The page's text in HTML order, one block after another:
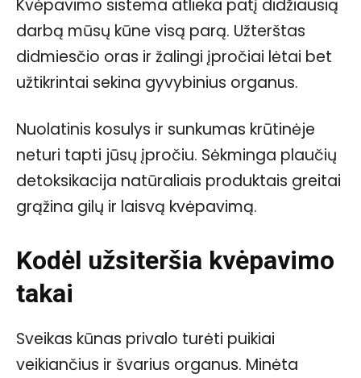
Kvėpavimo sistema atlieka patį didžiausią
darbą mūsų kūne visą parą. Užterštas
didmiesčio oras ir žalingi įpročiai lėtai bet
užtikrintai sekina gyvybinius organus.
Nuolatinis kosulys ir sunkumas krūtinėje
neturi tapti jūsų įpročiu. Sėkminga plaučių
detoksikacija natūraliais produktais greitai
grąžina gilų ir laisvą kvėpavimą.
Kodėl užsiteršia kvėpavimo
takai
Sveikas kūnas privalo turėti puikiai
veikiančius ir švarius organus. Minėta